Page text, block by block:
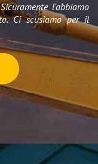
l'abbiamo
Ci scusiamo per il